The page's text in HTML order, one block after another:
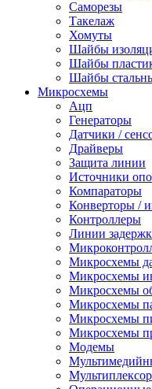
Саморезы
Такелаж
Хомуты
Шайбы
Шайбы
Шайбы
Микросхемы
Ацп
Генераторы
Датчики /
Драйверы
Защита линии
Источники
Компараторы
Конверторы /
Контроллеры
Линии
Микросхемы
Микросхемы
Микросхемы
Микросхемы
Микросхемы
Микросхемы
Модемы